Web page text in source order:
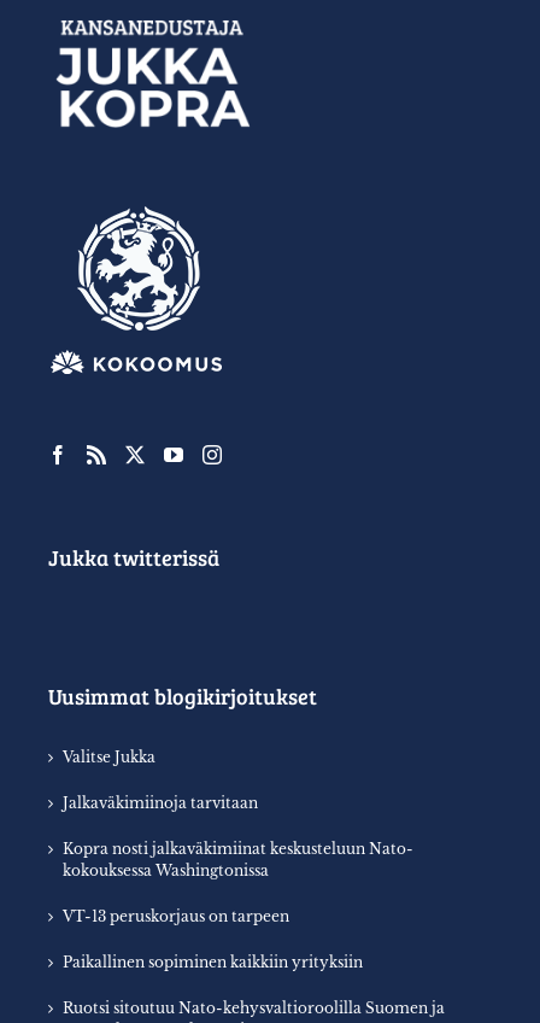
Jukka twitterissä
Uusimmat blogikirjoitukset
Valitse Jukka
Jalkaväkimiinoja tarvitaan
Kopra nosti jalkaväkimiinat keskusteluun Nato-
kokouksessa Washingtonissa
VT-13 peruskorjaus on tarpeen
Paikallinen sopiminen kaikkiin yrityksiin
Ruotsi sitoutuu Nato-kehysvaltioroolilla Suomen ja